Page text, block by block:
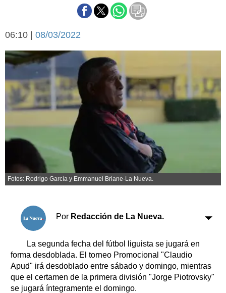
Federal A
Arte y cultura
Economía y campo
Economía y finanzas
Con el campo
Espacio empresas
Sociedad y tiempo
libre
Sociedad
Tecnología
Turismo
Salud
El tiempo
Cartón Lleno
Clasificados
Horóscopo
Suplementos
Servicios
Farmacias
Transportes
Loterías
06:10 | 08/03/2022
Fotos: Rodrigo García y Emmanuel Briane-La Nueva.
Por Redacción de La Nueva.
La segunda fecha del fútbol liguista se jugará en
forma desdoblada. El torneo Promocional "Claudio
Apud" irá desdoblado entre sábado y domingo, mientras
que el certamen de la primera división "Jorge Piotrovsky"
se jugará íntegramente el domingo.